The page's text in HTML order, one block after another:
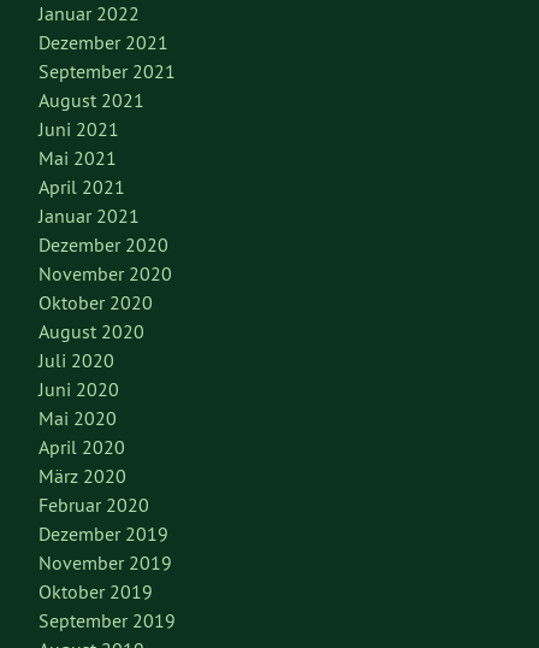
Januar 2022
Dezember 2021
September 2021
August 2021
Juni 2021
Mai 2021
April 2021
Januar 2021
Dezember 2020
November 2020
Oktober 2020
August 2020
Juli 2020
Juni 2020
Mai 2020
April 2020
März 2020
Februar 2020
Dezember 2019
November 2019
Oktober 2019
September 2019